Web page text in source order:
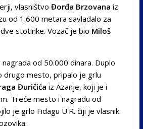
vlasništvo Đorđa Brzovana iz
od 1.600 metara savladalo za
stotinke. Vozač je bio Miloš
od 50.000 dinara. Duplo
drugo mesto, pripalo je grlu
Đuričića iz Azanje, koji je i
Treće mesto i nagradu od
je grlo Fidagu U.R. čiji je vlasnik